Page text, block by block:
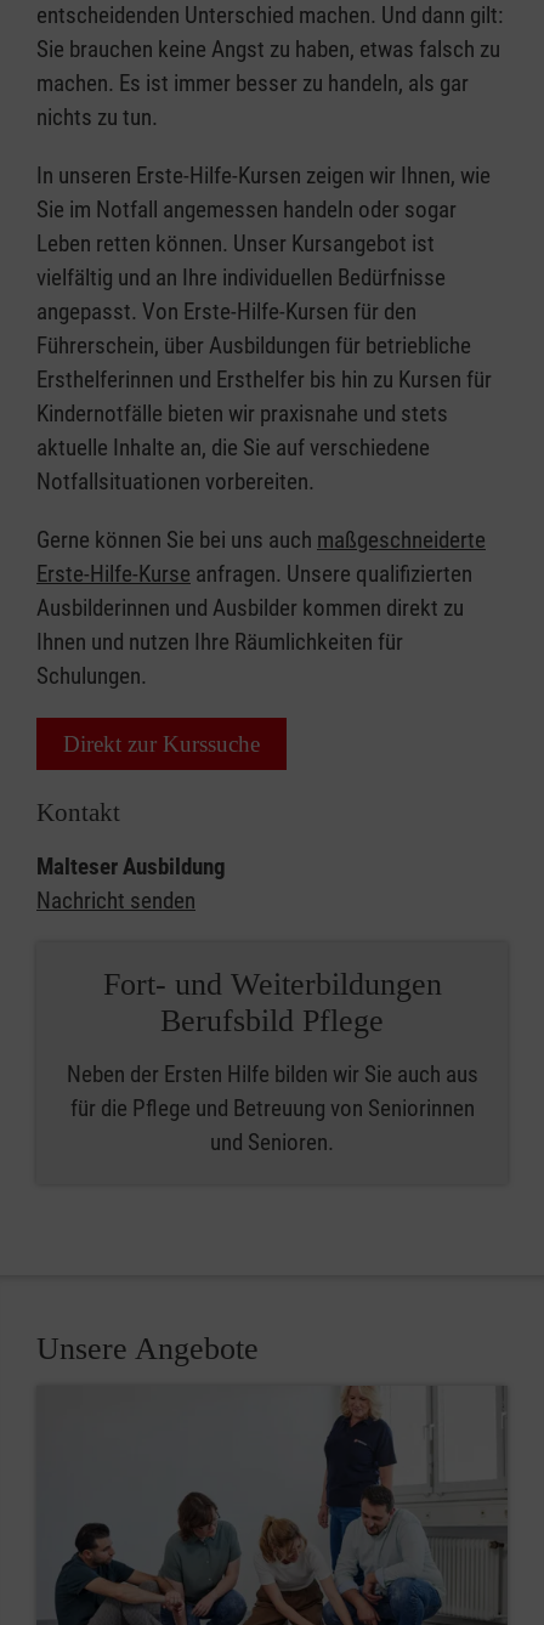
entscheidenden Unterschied machen. Und dann gilt:
Sie brauchen keine Angst zu haben, etwas falsch zu
machen. Es ist immer besser zu handeln, als gar
nichts zu tun.
In unseren Erste-Hilfe-Kursen zeigen wir Ihnen, wie
Sie im Notfall angemessen handeln oder sogar
Leben retten können. Unser Kursangebot ist
vielfältig und an Ihre individuellen Bedürfnisse
angepasst. Von Erste-Hilfe-Kursen für den
Führerschein, über Ausbildungen für betriebliche
Ersthelferinnen und Ersthelfer bis hin zu Kursen für
Kindernotfälle bieten wir praxisnahe und stets
aktuelle Inhalte an, die Sie auf verschiedene
Notfallsituationen vorbereiten.
Gerne können Sie bei uns auch maßgeschneiderte
Erste-Hilfe-Kurse anfragen. Unsere qualifizierten
Ausbilderinnen und Ausbilder kommen direkt zu
Ihnen und nutzen Ihre Räumlichkeiten für
Schulungen.
Direkt zur Kurssuche
Kontakt
Malteser Ausbildung
Nachricht senden
Fort- und Weiterbildungen
Berufsbild Pflege
Neben der Ersten Hilfe bilden wir Sie auch aus
für die Pflege und Betreuung von Seniorinnen
und Senioren.
Unsere Angebote